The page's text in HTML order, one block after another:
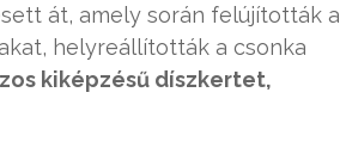
át, amely során felújították a
helyreállították a csonka
kiképzésű díszkertet,